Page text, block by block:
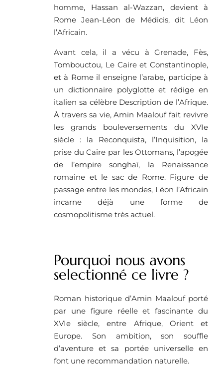
homme, Hassan al-Wazzan, devient à
Rome Jean-Léon de Médicis, dit Léon
l’Africain.
Avant cela, il a vécu à Grenade, Fès,
Tombouctou, Le Caire et Constantinople,
et à Rome il enseigne l’arabe, participe à
un dictionnaire polyglotte et rédige en
italien sa célèbre Description de l’Afrique.
À travers sa vie, Amin Maalouf fait revivre
les grands bouleversements du XVIe
siècle : la Reconquista, l’Inquisition, la
prise du Caire par les Ottomans, l’apogée
de l’empire songhaï, la Renaissance
romaine et le sac de Rome. Figure de
passage entre les mondes, Léon l’Africain
incarne déjà une forme de
cosmopolitisme très actuel.
Pourquoi nous avons
selectionné ce livre ?
Roman historique d’Amin Maalouf porté
par une figure réelle et fascinante du
XVIe siècle, entre Afrique, Orient et
Europe. Son ambition, son souffle
d’aventure et sa portée universelle en
font une recommandation naturelle.